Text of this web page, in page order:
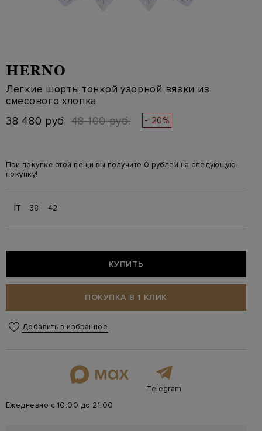
HERNO
Легкие шорты тонкой узорной вязки из
смесового хлопка
38 480 руб. 48 100 руб. - 20%
При покупке этой вещи вы получите 0 рублей на следующую
покупку!
IT 38 42
КУПИТЬ
ПОКУПКА В 1 КЛИК
Добавить в избранное
Telegram
Ежедневно с 10:00 до 21:00